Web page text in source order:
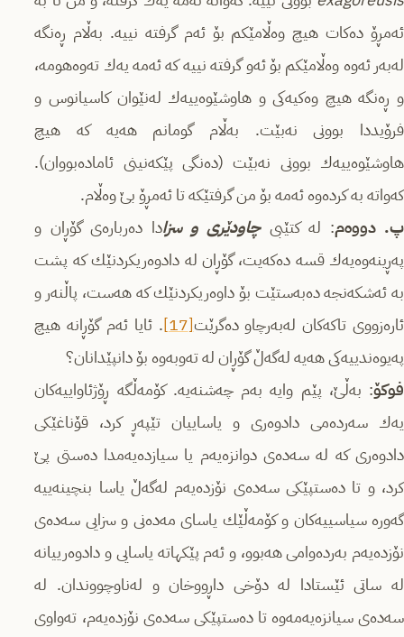
ئه‌مڕۆ ده‌كات هیچ وه‌ڵامێكم بۆ ئه‌م گرفته‌ نییه‌. به‌ڵام ڕه‌نگه‌
له‌به‌ر ئه‌وه‌ وه‌ڵامێكم بۆ ئه‌و گرفته‌ نییه‌ كه‌ ئه‌مه‌ یه‌ك ته‌وه‌هومه،‌
و ڕه‌نگه‌ هیچ وه‌كیه‌كی و هاوشێوه‌ییه‌ك له‌نێوان كاسیانوس و
فرۆیددا بوونی نه‌بێت. به‌ڵام گومانم هه‌یه‌ كه‌ هیچ
هاوشێوه‌ییه‌ك بوونی نه‌بێت (ده‌نگی پێكه‌نینی ئاماده‌بووان).
كه‌واته‌ به‌ كرده‌وه‌ ئه‌مه‌ بۆ من گرفتێكه‌ تا ئه‌مڕۆ بێ وه‌ڵام.
پ. دووه‌م: له‌ كتێبیچاودێری و سزادا ده‌رباره‌ی گۆڕان و
په‌ڕینه‌وه‌یه‌ك قسه‌ ده‌كه‌یت، گۆڕان له‌ دادوه‌ریكردنێك كه‌ پشت
به‌ ئه‌شكه‌نجه‌ ده‌به‌ستێت بۆ داوه‌ریكردنێك كه‌ هه‌ست، پاڵنه‌ر و
ئاره‌زووی تاكه‌كان له‌به‌رچاو ده‌گرێت[17]
. ئایا ئه‌م گۆڕانه‌‌ هیچ
په‌یوه‌ندییه‌كی هه‌یه‌ له‌گه‌ڵ گۆڕان له‌ ته‌وبه‌وه‌ بۆ دانپێدانان؟
فوکۆ: به‌ڵێ، پێم وایه‌ به‌م چه‌شنه‌یه‌. كۆمه‌ڵگه‌ ڕۆژئاواییه‌كان
یه‌ك سه‌رده‌می دادوه‌ری و یاساییان تێپه‌ڕ كرد، قۆناغێكی
دادوه‌ری كه‌ له‌ سه‌ده‌ی دوانزه‌یه‌م یا سیازده‌یه‌مدا ده‌ستی پێ
كرد، و تا ده‌ستپێكی سه‌ده‌ی نۆزده‌یه‌م له‌گه‌ڵ یاسا‌ بنچینه‌ییه‌
گه‌وره‌ سیاسییه‌كان و كۆمه‌ڵێك یاسای مه‌ده‌نی و سزایی سه‌ده‌ی
نۆزده‌یه‌م به‌رده‌وامی هه‌بوو، و ئه‌م پێكهاته‌ یاسایی و دادوه‌رییانه‌‌
له‌ ساتی ئێستادا‌ له‌ دۆخی داڕووخان و له‌ناوچووندان. له‌
سه‌ده‌ی سیانزه‌یه‌مه‌وه‌ تا ده‌ستپێكی سه‌ده‌ی نۆزده‌یه‌م، ته‌واوی